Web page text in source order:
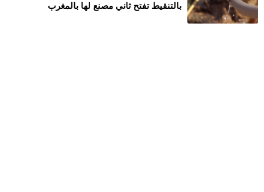
بالتنقيط تفتح ثاني مصنع لها بالمغرب